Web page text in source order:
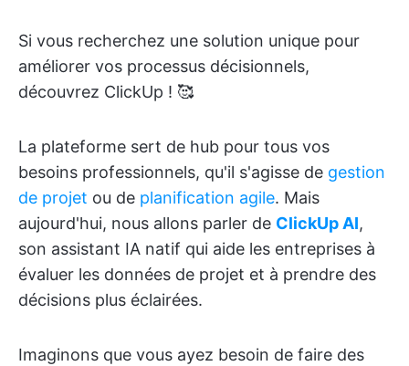
Si vous recherchez une solution unique pour
améliorer vos processus décisionnels,
découvrez ClickUp ! 🥰
La plateforme sert de hub pour tous vos
besoins professionnels, qu'il s'agisse de gestion
de projet ou de planification agile. Mais
aujourd'hui, nous allons parler de ClickUp AI,
son assistant IA natif qui aide les entreprises à
évaluer les données de projet et à prendre des
décisions plus éclairées.
Imaginons que vous ayez besoin de faire des